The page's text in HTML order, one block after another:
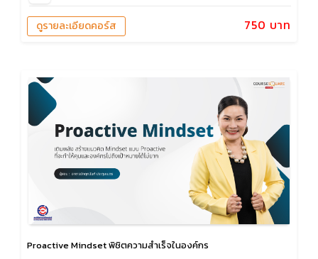
750 บาท
ดูรายละเอียดคอร์ส
Proactive Mindset พิชิตความสำเร็จในองค์กร